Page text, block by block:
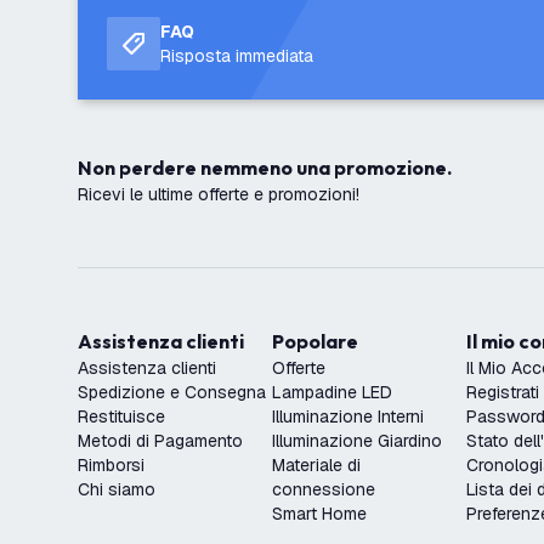
FAQ
Risposta immediata
Non perdere nemmeno una promozione.
Ricevi le ultime offerte e promozioni!
Assistenza clienti
Assistenza clienti
Spedizione e Consegna
Restituisce
Metodi di Pagamento
Rimborsi
Chi siamo
Popolare
Offerte
Lampadine LED
Illuminazione Interni
Illuminazione Giardino
Materiale di
connessione
Smart Home
Il mio
Il Mio
Registrati
Stato
Lista dei